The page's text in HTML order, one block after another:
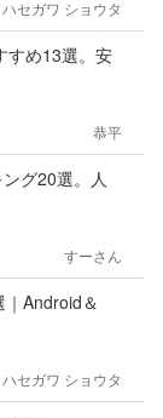
ハセガワ ショウタ
すめ13選。安
恭平
グ20選。人
すーさん
Android＆
ハセガワ ショウタ